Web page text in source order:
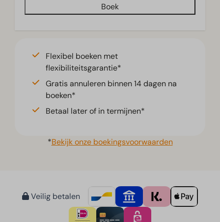
Boek
Flexibel boeken met
flexibiliteitsgarantie*
Gratis annuleren binnen 14 dagen na
boeken*
Betaal later of in termijnen*
*Bekijk onze boekingsvoorwaarden
Veilig betalen